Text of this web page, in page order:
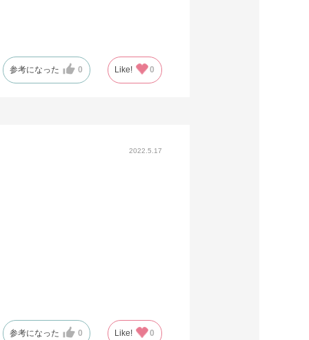
参考になった 0 Like! 0
2022.5.17
参考になった 0 Like! 0